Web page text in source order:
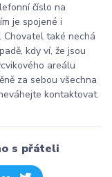
číslo na
je spojené i
Chovatel také nechá
kdy ví, že jsou
areálu
za sebou všechna
kontaktovat.
s přáteli